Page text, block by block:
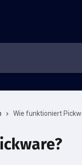
Wie funktioniert